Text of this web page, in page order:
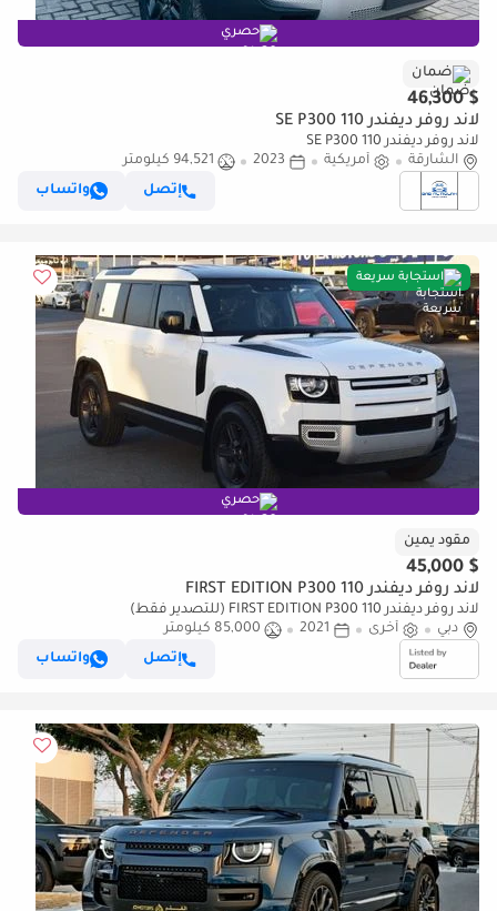
حصري
ضمان
$ 46,300
لاند روفر ديفندر 110 SE P300
لاند روفر ديفندر 110 SE P300
الشارقة
أمريكية 2023
94,521 كيلومتر
إتصل
واتساب
استجابة سريعة
حصري
مقود يمين
$ 45,000
لاند روفر ديفندر 110 FIRST EDITION P300
لاند روفر ديفندر 110 FIRST EDITION P300 (للتصدير فقط)
دبي
أخرى 2021
85,000 كيلومتر
إتصل
واتساب